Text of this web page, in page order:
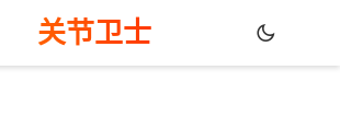
关节卫士